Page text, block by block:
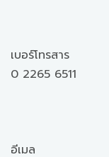
เบอร์โทรสาร
0 2265 6511
อีเมล